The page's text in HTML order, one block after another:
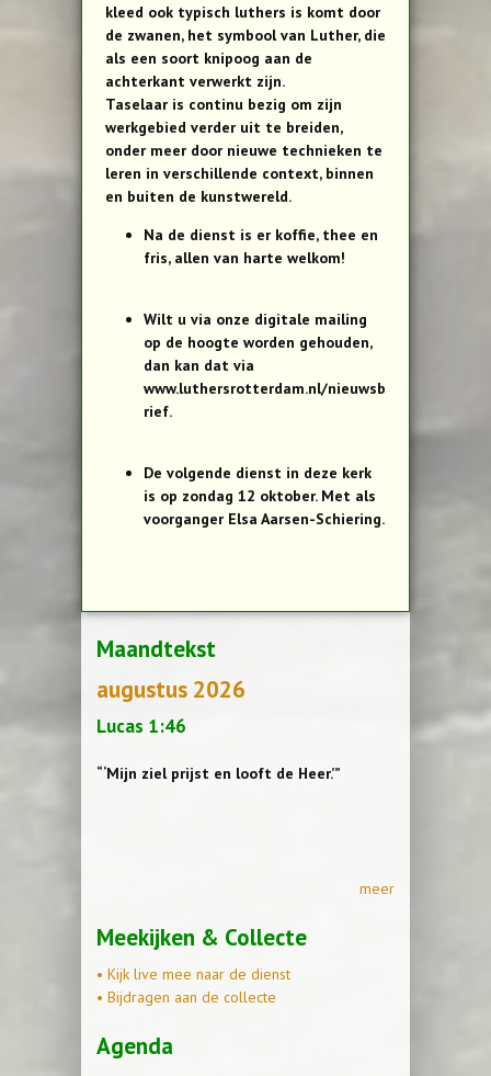
kleed ook typisch luthers is komt door
de zwanen, het symbool van Luther, die
als een soort knipoog aan de
achterkant verwerkt zijn.
Taselaar is continu bezig om zijn
werkgebied verder uit te breiden,
onder meer door nieuwe technieken te
leren in verschillende context, binnen
en buiten de kunstwereld.
Na de dienst is er koffie, thee en
fris, allen van harte welkom!
Wilt u via onze digitale mailing
op de hoogte worden gehouden,
dan kan dat via
www.luthersrotterdam.nl/nieuwsb
rief.
De volgende dienst in deze kerk
is op zondag 12 oktober. Met als
voorganger Elsa Aarsen-Schiering.
Maandtekst
augustus 2026
Lucas 1:46
“‘Mijn ziel prijst en looft de Heer.’”
meer
Meekijken & Collecte
• Kijk live mee naar de dienst
• Bijdragen aan de collecte
Agenda